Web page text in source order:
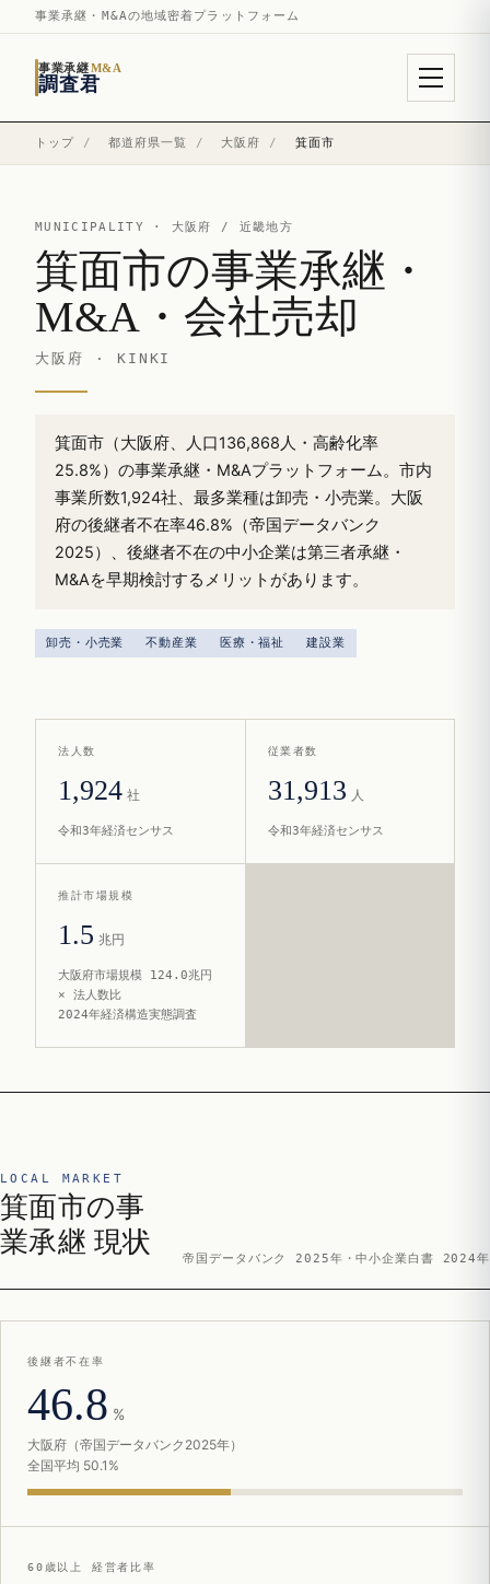
事業承継・M&Aの地域密着プラットフォーム
事業承継M&A
調査君
トップ / 都道府県一覧 / 大阪府 / 箕面市
MUNICIPALITY · 大阪府 / 近畿地方
箕面市の事業承継・
M&A・会社売却
大阪府 · KINKI
箕面市（大阪府、人口136,868人・高齢化率
25.8%）の事業承継・M&Aプラットフォーム。市内
事業所数1,924社、最多業種は卸売・小売業。大阪
府の後継者不在率46.8%（帝国データバンク
2025）、後継者不在の中小企業は第三者承継・
M&Aを早期検討するメリットがあります。
卸売・小売業 不動産業 医療・福祉 建設業
法人数
1,924 社
令和3年経済センサス
従業者数
31,913 人
令和3年経済センサス
推計市場規模
1.5 兆円
大阪府市場規模 124.0兆円
× 法人数比
2024年経済構造実態調査
LOCAL MARKET
箕面市の事
業承継 現状
帝国データバンク 2025年・中小企業白書 2024年
後継者不在率
46.8 %
大阪府（帝国データバンク2025年）
全国平均 50.1%
60歳以上 経営者比率